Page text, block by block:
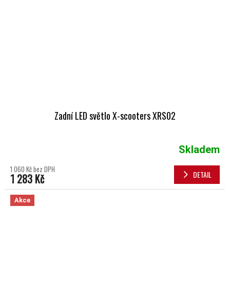
Zadní LED světlo X-scooters XRS02
Skladem
1 060 Kč bez DPH
1 283 Kč DETAIL
Akce